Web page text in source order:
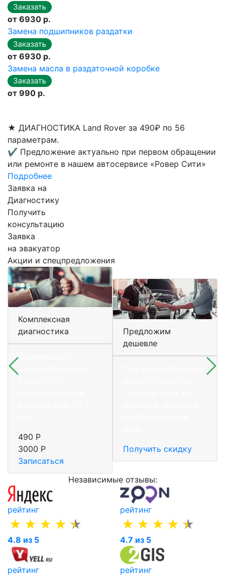
от 6930 р.
Замена подшипников раздатки
от 6930 р.
Замена масла в раздаточной коробке
от 990 р.
★ ДИАГНОСТИКА Land Rover за 490₽ по 56
параметрам.
✔ Предложение актуально при первом обращении
или ремонте в нашем автосервисе «Ровер Сити»
Подробнее
Заявка на
Диагностику
Получить
консультацию
Заявка
на эвакуатор
Акции и спецпредложения
Комплексная
диагностика
Комплексная
490 Р
3000 Р
Записаться
Предложим
дешевле
Получить скидку
Независимые отзывы:
рейтинг
4.8 из 5
рейтинг
4.7 из 5
рейтинг рейтинг